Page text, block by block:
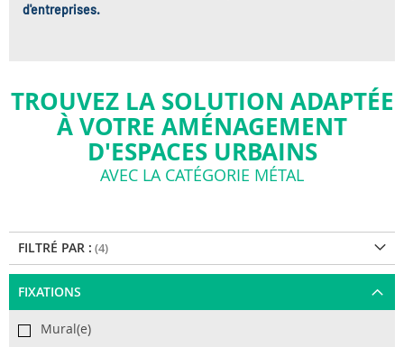
d'entreprises.
TROUVEZ LA SOLUTION ADAPTÉE
À VOTRE AMÉNAGEMENT
D'ESPACES URBAINS
AVEC LA CATÉGORIE MÉTAL
FILTRÉ PAR :
FIXATIONS
Mural(e)